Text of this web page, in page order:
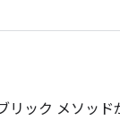
ック メソッド